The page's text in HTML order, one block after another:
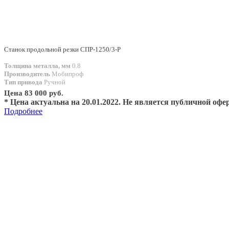
Станок продольной резки СПР-1250/3-Р
Толщина металла, мм 0.8
Производитель Мобипроф
Тип привода Ручной
Цена 83 000 руб.
* Цена актуальна на 20.01.2022. Не является публичной
Подробнее